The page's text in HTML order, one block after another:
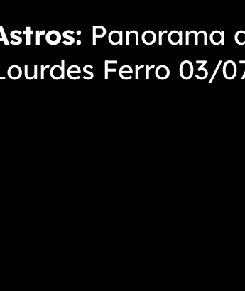
Panorama
Ferro 03/